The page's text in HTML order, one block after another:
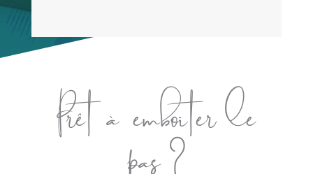
Prêt à emboiter le
pas ?